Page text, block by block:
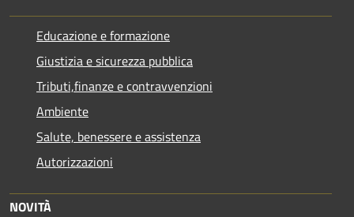
Educazione e formazione
Giustizia e sicurezza pubblica
Tributi,finanze e contravvenzioni
Ambiente
Salute, benessere e assistenza
Autorizzazioni
NOVITÀ